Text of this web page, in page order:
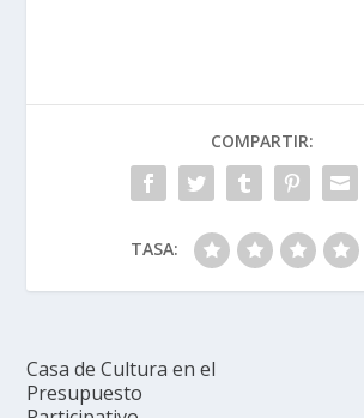
COMPARTIR:
TASA:
Casa de Cultura en el
Presupuesto